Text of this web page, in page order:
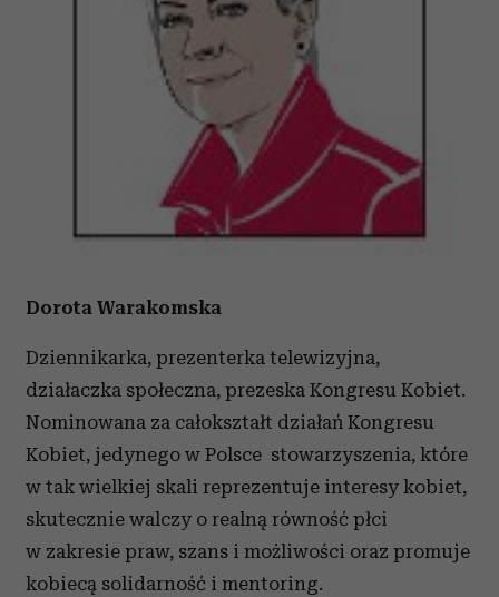
Dorota Warakomska
Dziennikarka, prezenterka telewizyjna,
działaczka społeczna, prezeska Kongresu Kobiet.
Nominowana za całokształt działań Kongresu
Kobiet, jedynego w Polsce stowarzyszenia, które
w tak wielkiej skali reprezentuje interesy kobiet,
skutecznie walczy o realną równość płci
w zakresie praw, szans i możliwości oraz promuje
kobiecą solidarność i mentoring.